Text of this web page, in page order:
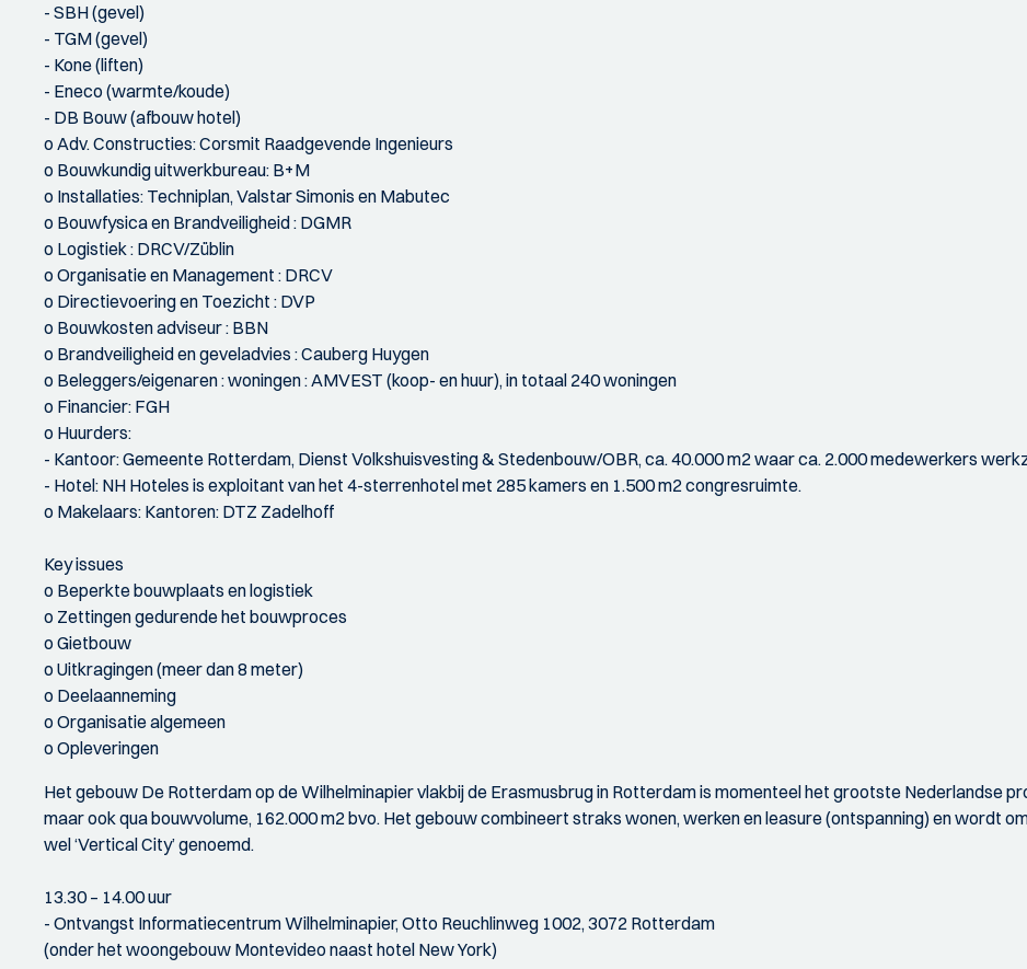
- SBH (gevel)
- TGM (gevel)
- Kone (liften)
- Eneco (warmte/koude)
- DB Bouw (afbouw hotel)
o Adv. Constructies: Corsmit Raadgevende Ingenieurs
o Bouwkundig uitwerkbureau: B+M
o Installaties: Techniplan, Valstar Simonis en Mabutec
o Bouwfysica en Brandveiligheid : DGMR
o Logistiek : DRCV/Züblin
o Organisatie en Management : DRCV
o Directievoering en Toezicht : DVP
o Bouwkosten adviseur : BBN
o Brandveiligheid en geveladvies : Cauberg Huygen
o Beleggers/eigenaren : woningen : AMVEST (koop- en huur), in totaal 240 woningen
o Financier: FGH
o Huurders:
- Kantoor: Gemeente Rotterdam, Dienst Volkshuisvesting & Stedenbouw/OBR, ca. 40.000 m2 waar ca. 2.000 medewerkers
- Hotel: NH Hoteles is exploitant van het 4-sterrenhotel met 285 kamers en 1.500 m2 congresruimte.
o Makelaars: Kantoren: DTZ Zadelhoff
Key issues
o Beperkte bouwplaats en logistiek
o Zettingen gedurende het bouwproces
o Gietbouw
o Uitkragingen (meer dan 8 meter)
o Deelaanneming
o Organisatie algemeen
o Opleveringen
Het gebouw De Rotterdam op de Wilhelminapier vlakbij de Erasmusbrug in Rotterdam is momenteel het grootste Nederlandse
maar ook qua bouwvolume, 162.000 m2 bvo. Het gebouw combineert straks wonen, werken en leasure (ontspanning) en wordt
wel ‘Vertical City’ genoemd.
13.30 – 14.00 uur
- Ontvangst Informatiecentrum Wilhelminapier, Otto Reuchlinweg 1002, 3072 Rotterdam
(onder het woongebouw Montevideo naast hotel New York)